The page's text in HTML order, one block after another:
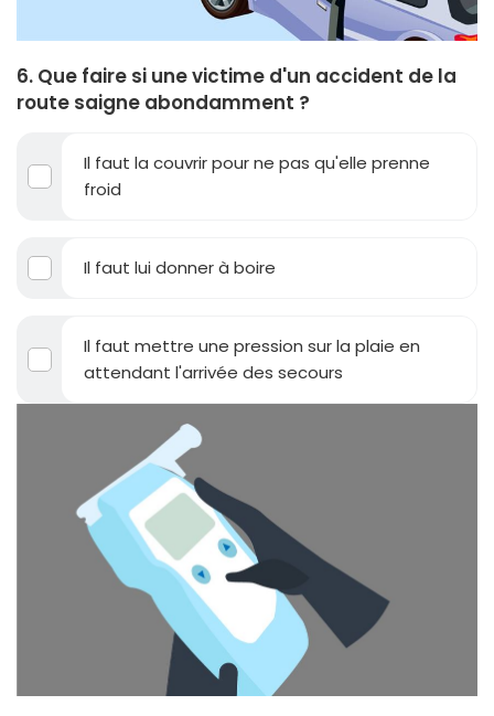
6. Que faire si une victime d'un accident de la
route saigne abondamment ?
Il faut la couvrir pour ne pas qu'elle prenne
froid
Il faut lui donner à boire
Il faut mettre une pression sur la plaie en
attendant l'arrivée des secours